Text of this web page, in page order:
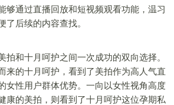
够通过直播回放和短视频观看功能，温习
了后续的内容查找。
和十月呵护之间一次成功的双向选择。
来的十月呵护，看到了美拍作为高人气直
女性用户群体优势。一向以女性视角高度
康的美拍，则看到了十月呵护这位孕期私